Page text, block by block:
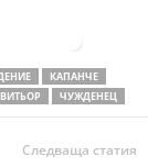
КАПАНЧЕ
ЧУЖДЕНЕЦ
Следваща статия